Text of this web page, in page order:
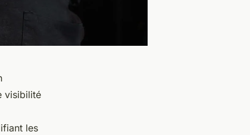
visibilité
les